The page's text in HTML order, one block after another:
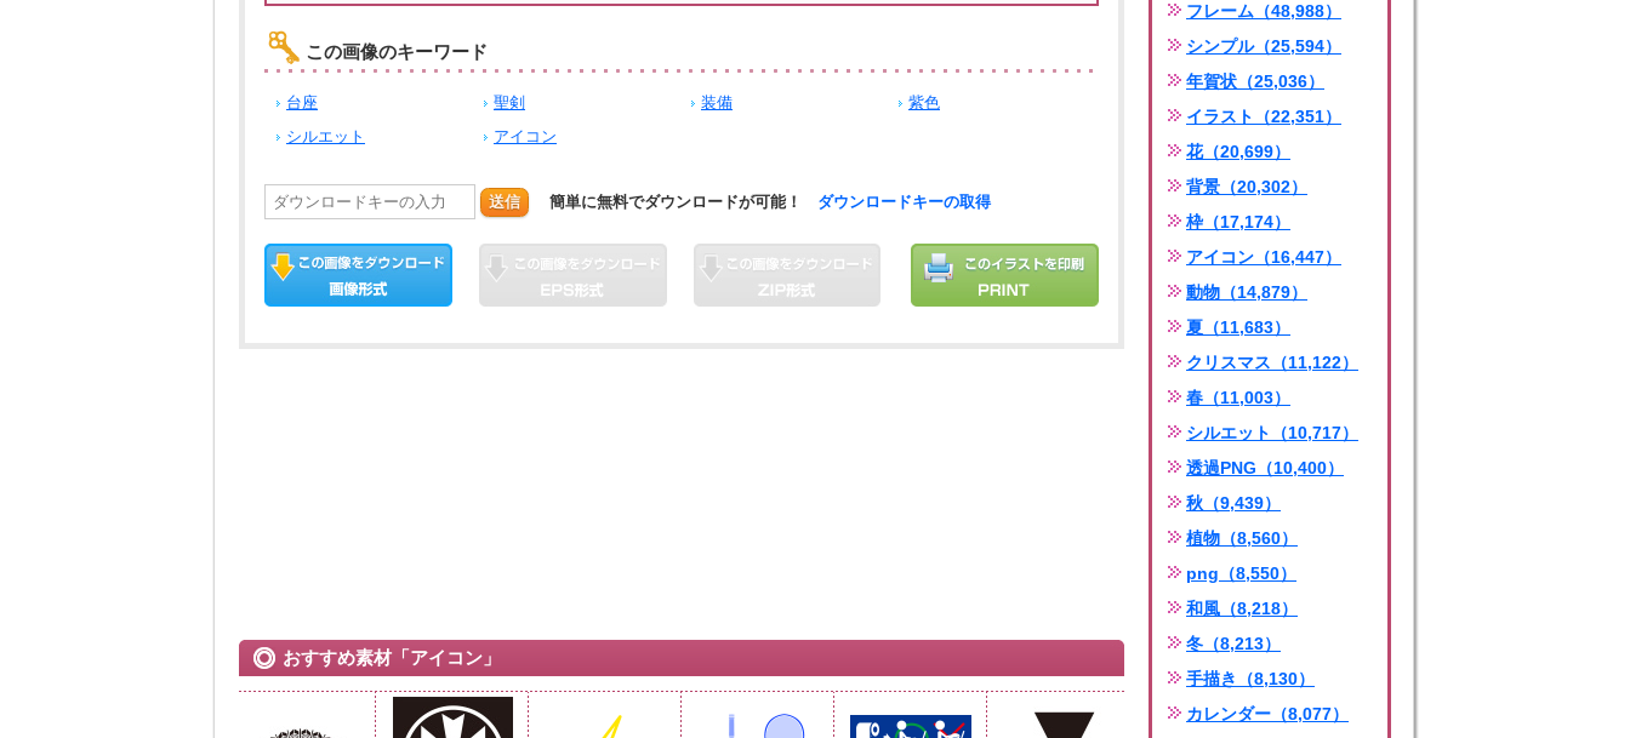
この画像のキーワード
台座 聖剣 装備
紫色
シルエット
アイコン
送信 簡単に無料でダウンロードが可能！ ダウンロードキーの取得
おすすめ素材「アイコン」
フレーム（48,988）
シンプル（25,594）
年賀状（25,036）
イラスト（22,351）
花（20,699）
背景（20,302）
枠（17,174）
アイコン（16,447）
動物（14,879）
夏（11,683）
クリスマス（11,122）
春（11,003）
シルエット（10,717）
透過PNG（10,400）
秋（9,439）
植物（8,560）
png（8,550）
和風（8,218）
冬（8,213）
手描き（8,130）
カレンダー（8,077）